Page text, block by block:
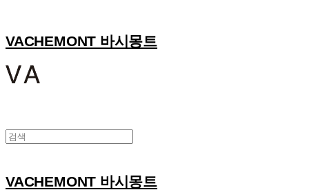
VACHEMONT 바시몽트
VACHEMONT 바시몽트